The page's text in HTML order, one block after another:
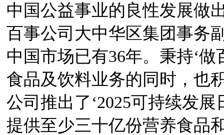
中国公益事业的良性发展做
百事公司大中华区集团事务
中国市场已有36年。秉持‘
食品及饮料业务的同时，也
公司推出了‘2025可持续发
提供至少三十亿份营养食品